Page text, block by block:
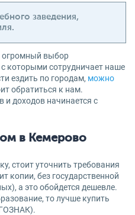
заведения,
огромный выбор
которыми сотрудничает наше
ездить по городам, можно
обратиться к нам.
и доходов начинается с
в Кемерово
стоит уточнить требования
копии, без государственной
а это обойдется дешевле.
то лучше купить